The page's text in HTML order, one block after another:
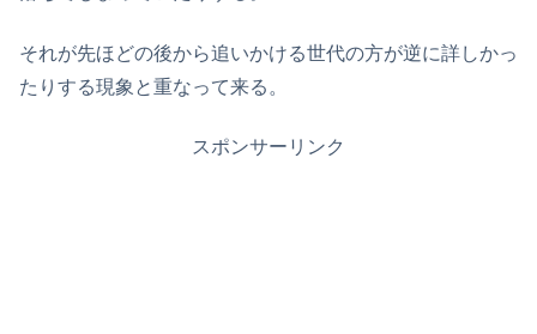
それが先ほどの後から追いかける世代の方が逆に詳しかっ
たりする現象と重なって来る。
スポンサーリンク